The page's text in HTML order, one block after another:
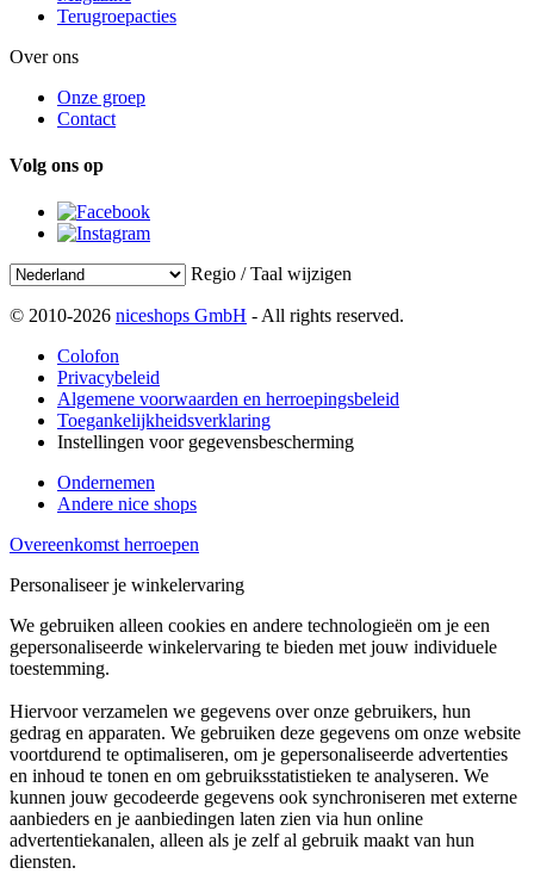
Terugroepacties
Over ons
Onze groep
Contact
Volg ons op
Regio / Taal wijzigen
© 2010-2026 niceshops GmbH - All rights reserved.
Colofon
Privacybeleid
Algemene voorwaarden en herroepingsbeleid
Toegankelijkheidsverklaring
Instellingen voor gegevensbescherming
Ondernemen
Andere nice shops
Overeenkomst herroepen
Personaliseer je winkelervaring
We gebruiken alleen cookies en andere technologieën om je een
gepersonaliseerde winkelervaring te bieden met jouw individuele
toestemming.
Hiervoor verzamelen we gegevens over onze gebruikers, hun
gedrag en apparaten. We gebruiken deze gegevens om onze website
voortdurend te optimaliseren, om je gepersonaliseerde advertenties
en inhoud te tonen en om gebruiksstatistieken te analyseren. We
kunnen jouw gecodeerde gegevens ook synchroniseren met externe
aanbieders en je aanbiedingen laten zien via hun online
advertentiekanalen, alleen als je zelf al gebruik maakt van hun
diensten.